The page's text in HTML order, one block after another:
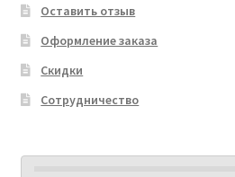
Оставить отзыв
Оформление заказа
Скидки
Сотрудничество